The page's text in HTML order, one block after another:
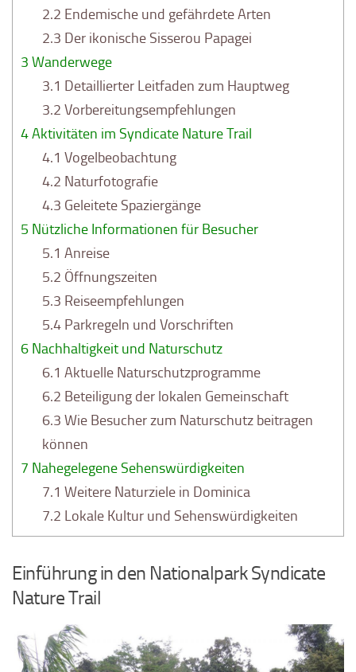
2.2 Endemische und gefährdete Arten
2.3 Der ikonische Sisserou Papagei
3 Wanderwege
3.1 Detaillierter Leitfaden zum Hauptweg
3.2 Vorbereitungsempfehlungen
4Aktivitäten im Syndicate Nature Trail
4.1 Vogelbeobachtung
4.2 Naturfotografie
4.3 Geleitete Spaziergänge
5 Nützliche Informationen für Besucher
5.1 Anreise
5.2 Öffnungszeiten
5.3 Reiseempfehlungen
5.4 Parkregeln und Vorschriften
6 Nachhaltigkeit und Naturschutz
6.1 Aktuelle Naturschutzprogramme
6.2 Beteiligung der lokalen Gemeinschaft
6.3 Wie Besucher zum Naturschutz beitragen
können
7 Nahegelegene Sehenswürdigkeiten
7.1 Weitere Naturziele in Dominica
7.2 Lokale Kultur und Sehenswürdigkeiten
Einführung in den Nationalpark Syndicate
Nature Trail